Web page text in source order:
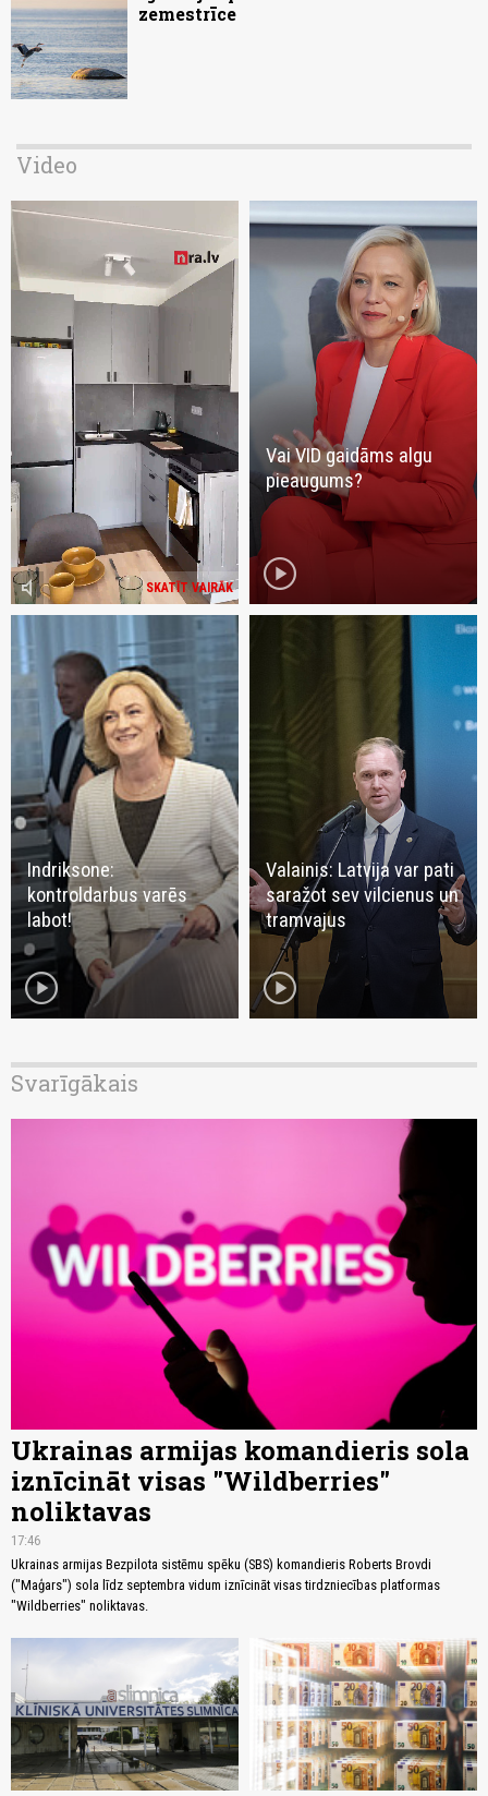
zemestrīce
Video
SKATĪT VAIRĀK
volume_mute
Vai VID gaidāms algu
pieaugums?
play_circle
Indriksone:
kontroldarbus varēs
labot!
play_circle
Valainis: Latvija var pati
saražot sev vilcienus un
tramvajus
play_circle
Svarīgākais
Ukrainas armijas komandieris sola
iznīcināt visas "Wildberries"
noliktavas
17:46
Ukrainas armijas Bezpilota sistēmu spēku (SBS) komandieris Roberts Brovdi
("Maģars") sola līdz septembra vidum iznīcināt visas tirdzniecības platformas
"Wildberries" noliktavas.